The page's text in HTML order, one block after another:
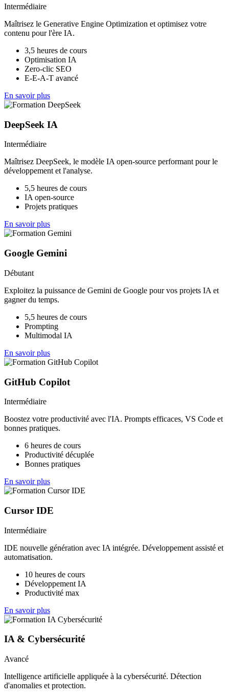
Intermédiaire
Maîtrisez le Generative Engine Optimization et optimisez votre
contenu pour l'ère IA.
3,5 heures de cours
Optimisation IA
Zero-clic SEO
E-E-A-T avancé
En savoir plus
DeepSeek IA
Intermédiaire
Maîtrisez DeepSeek, le modèle IA open-source performant pour le
développement et l'analyse.
5,5 heures de cours
IA open-source
Projets pratiques
En savoir plus
Google Gemini
Débutant
Exploitez la puissance de Gemini de Google pour vos projets IA et
gagner du temps.
5,5 heures de cours
Prompting
Multimodal IA
En savoir plus
GitHub Copilot
Intermédiaire
Boostez votre productivité avec l'IA. Prompts efficaces, VS Code et
bonnes pratiques.
6 heures de cours
Productivité décuplée
Bonnes pratiques
En savoir plus
Cursor IDE
Intermédiaire
IDE nouvelle génération avec IA intégrée. Développement assisté et
automatisation.
10 heures de cours
Développement IA
Productivité max
En savoir plus
IA & Cybersécurité
Avancé
Intelligence artificielle appliquée à la cybersécurité. Détection
d'anomalies et protection.